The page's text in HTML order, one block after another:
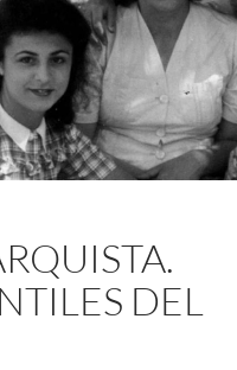
DEL